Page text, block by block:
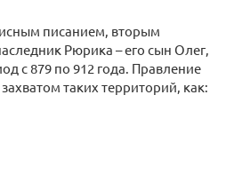
писанием, вторым
Рюрика – его сын Олег,
с 879 по 912 года. Правление
таких территорий, как: